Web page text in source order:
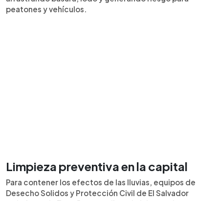
peatones y vehículos.
Limpieza preventiva en la capital
Para contener los efectos de las lluvias, equipos de
Desecho Solidos y Protección Civil de El Salvador